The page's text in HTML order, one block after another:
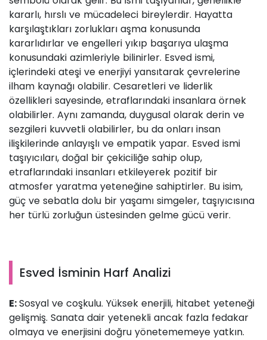
kararlı, hırslı ve mücadeleci bireylerdir. Hayatta
karşılaştıkları zorlukları aşma konusunda
kararlıdırlar ve engelleri yıkıp başarıya ulaşma
konusundaki azimleriyle bilinirler. Esved ismi,
içlerindeki ateşi ve enerjiyi yansıtarak çevrelerine
ilham kaynağı olabilir. Cesaretleri ve liderlik
özellikleri sayesinde, etraflarındaki insanlara örnek
olabilirler. Aynı zamanda, duygusal olarak derin ve
sezgileri kuvvetli olabilirler, bu da onları insan
ilişkilerinde anlayışlı ve empatik yapar. Esved ismi
taşıyıcıları, doğal bir çekiciliğe sahip olup,
etraflarındaki insanları etkileyerek pozitif bir
atmosfer yaratma yeteneğine sahiptirler. Bu isim,
güç ve sebatla dolu bir yaşamı simgeler, taşıyıcısına
her türlü zorluğun üstesinden gelme gücü verir.
Esved İsminin Harf Analizi
E:Sosyal ve coşkulu. Yüksek enerjili, hitabet yeteneği
gelişmiş. Sanata dair yetenekli ancak fazla fedakar
olmaya ve enerjisini doğru yönetememeye yatkın.